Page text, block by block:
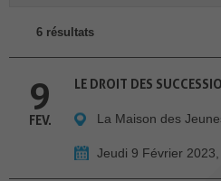
6 résultats
9
FEV.
LE DROIT DES
La Maison des
Jeudi 9 Février